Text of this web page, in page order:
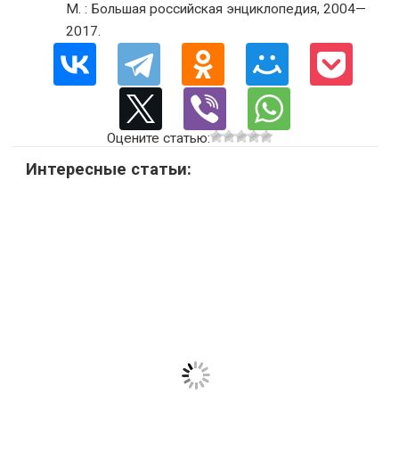
М. : Большая российская энциклопедия, 2004—
2017.
Оцените статью:
Интересные статьи: